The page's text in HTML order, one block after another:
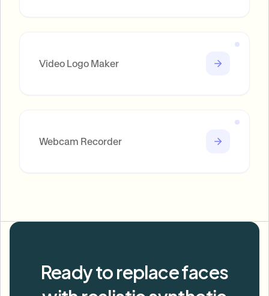
Video Logo Maker
Webcam Recorder
Ready to replace faces